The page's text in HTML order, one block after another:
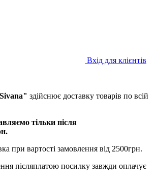
Вхід для клієнтів
здійснює доставку товарів по всій
тільки після
при вартості замовлення від 2500грн.
післяплатою посилку завжди оплачує